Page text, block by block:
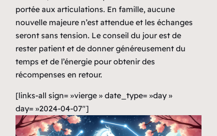
portée aux articulations. En famille, aucune
nouvelle majeure n’est attendue et les échanges
seront sans tension. Le conseil du jour est de
rester patient et de donner généreusement du
temps et de l’énergie pour obtenir des
récompenses en retour.
[links-all sign= »vierge » date_type= »day »
day= »2024-04-07″]